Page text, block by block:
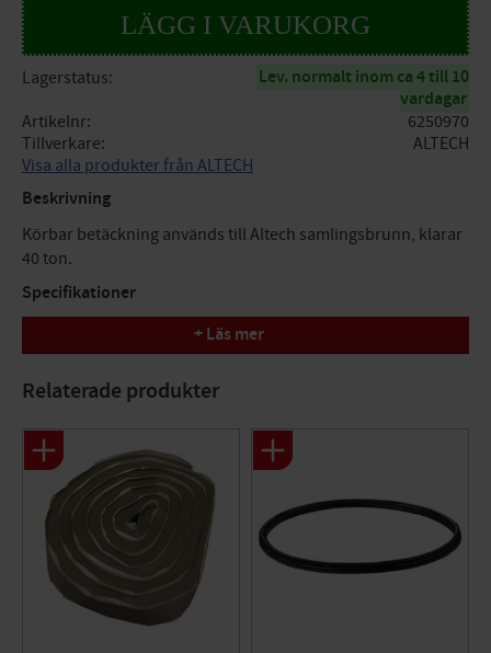
Lagerstatus
Lev. normalt inom ca 4 till 10
vardagar
Artikelnr
6250970
Tillverkare
ALTECH
Visa alla produkter från ALTECH
Beskrivning
Körbar betäckning används till Altech samlingsbrunn, klarar
40 ton.
Specifikationer
Diameter: 815/705 mm
Funktion: För samlingsbrunn
Material: Gjutjärn
Färg: Svart
+ Läs mer
Relaterade produkter